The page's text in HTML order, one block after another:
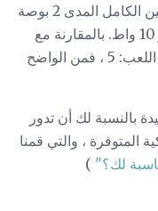
على 10 واط. هناك أيضا اثنين من السائقين الكامل المدى 2 بوصة
على الجانب ، كل مدفوعة من قبل أمبير 10 واط. بالمقارنة مع
أفضل سماعات لاسلكية تقدم سونوس ، اللعب: 5 ، فمن الواضح
بالنسبة لك أن تدور
المتوفرة ، والتي قمنا
لك؟" )